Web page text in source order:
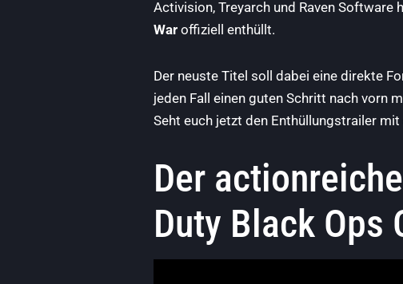
Activision, Treyarch und Raven Software
War offiziell enthüllt.
Der neuste Titel soll dabei eine direkte
jeden Fall einen guten Schritt nach vorn
Seht euch jetzt den Enthüllungstrailer
Der
Duty Black Ops